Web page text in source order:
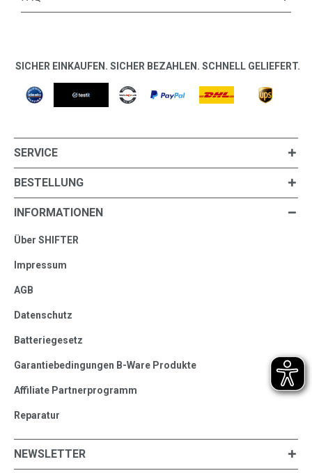
SICHER EINKAUFEN. SICHER BEZAHLEN. SCHNELL GELIEFERT.
SERVICE
BESTELLUNG
INFORMATIONEN
Über SHIFTER
Impressum
AGB
Datenschutz
Batteriegesetz
Garantiebedingungen B-Ware Produkte
Affiliate Partnerprogramm
Reparatur
NEWSLETTER